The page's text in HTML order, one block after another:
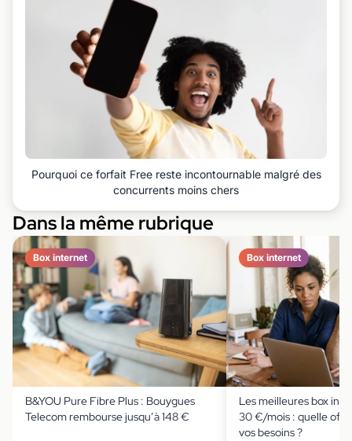
Pourquoi ce forfait Free reste incontournable malgré des
concurrents moins chers
Dans la même rubrique
Box internet
B&YOU Pure Fibre Plus : Bouygues
Telecom rembourse jusqu’à 148 €
Box internet
Les meilleures box
30 €/mois : quelle
vos besoins ?